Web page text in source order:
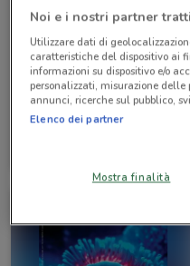
Alpitour
Noi e i nostri partner
Utilizzare dati di
caratteristiche del dispositivo ai
informazioni su dispositivo e/o
personalizzati, misurazione
annunci, ricerche sul pubblico,
Elenco dei partner
Mostra finalità